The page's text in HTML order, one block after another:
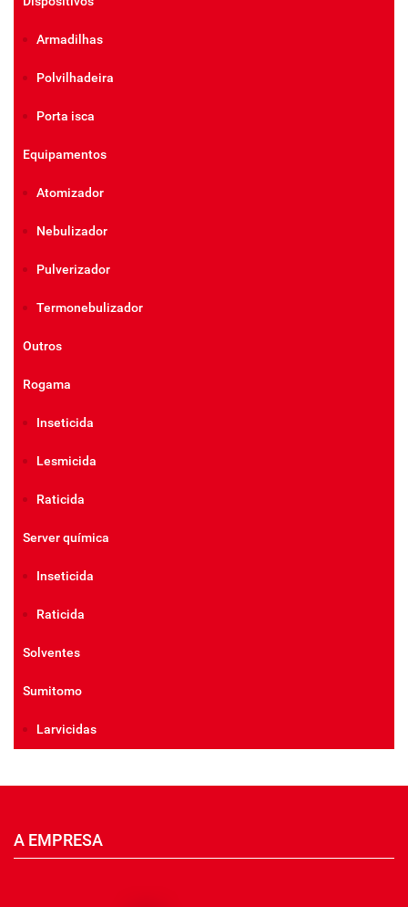
Armadilhas
Polvilhadeira
Porta isca
Equipamentos
Atomizador
Nebulizador
Pulverizador
Termonebulizador
Outros
Rogama
Inseticida
Lesmicida
Raticida
Server química
Inseticida
Raticida
Solventes
Sumitomo
Larvicidas
A EMPRESA